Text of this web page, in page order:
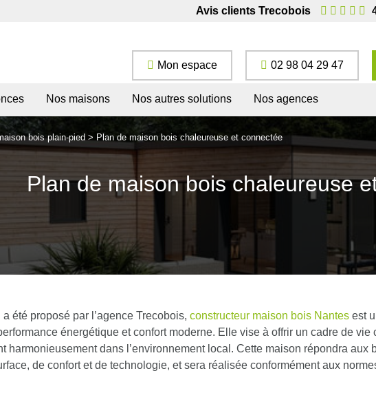
Avis clients Trecobois
Mon espace 02 98 04 29 47
Nos maisons Nos autres solutions Nos agences
bois plain-pied > Plan de maison bois chaleureuse et connectée
Plan de maison bois chaleureuse
a été proposé par l’agence Trecobois, constructeur maison bois Nantes est
énergétique et confort moderne. Elle vise à offrir un cadre de
harmonieusement dans l’environnement local. Cette maison répondra
de confort et de technologie, et sera réalisée conformément aux